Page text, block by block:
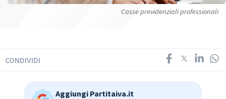
Casse previdenziali professionali
CONDIVIDI
Aggiungi Partitaiva.it